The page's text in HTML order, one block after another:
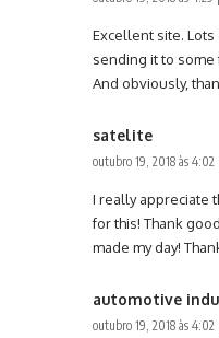
Excellent site.
sending it to
And obviously,
satelite
outubro 19, 2018 às 4:02
I really appreciate
for this! Thank
made my day!
automotive
outubro 19, 2018 às 4:02